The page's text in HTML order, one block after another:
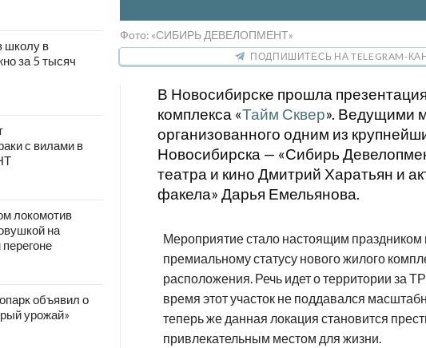
школу в
за 5 тысяч
с вилами в
локомотив
на
объявил о
урожай»
Фото: «СИБИРЬ ДЕВЕЛОПМЕНТ»
ПОДПИШИТЕСЬ НА TELEGRAM-
В Новосибирске прошла
комплекса «Тайм Сквер». Ведущими
организованного одним из
Новосибирска — «Сибирь
театра и кино Дмитрий Харатьян и
факела» Дарья Емельянова.
Мероприятие стало настоящим праздником
премиальному статусу нового жилого
расположения. Речь идет о территории за
время этот участок не поддавался
теперь же данная локация становится
привлекательным местом для жизни.